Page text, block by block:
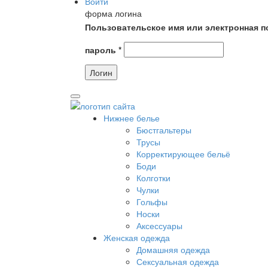
форма логина
Пользовательское имя или электронная
пароль *
Нижнее белье
Бюстгальтеры
Трусы
Корректирующее бельё
Боди
Колготки
Чулки
Гольфы
Носки
Аксессуары
Женская одежда
Домашняя одежда
Сексуальная одежда